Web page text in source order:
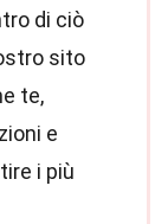
di ciò
sito
te,
e
i più